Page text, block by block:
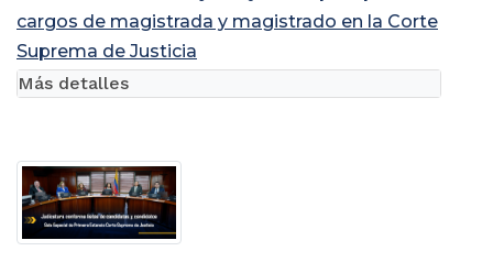
cargos de magistrada y magistrado en la Corte
Suprema de Justicia
Más detalles